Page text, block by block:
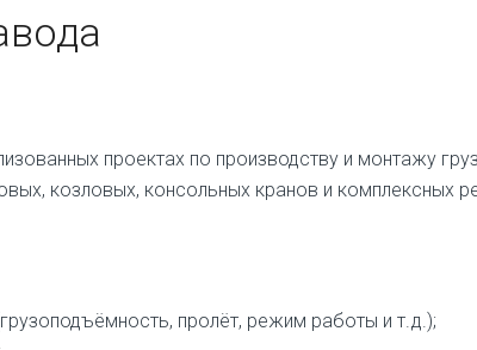
проектах по производству и монтажу
козловых, консольных кранов и комплексных
пролёт, режим работы и т. д.);